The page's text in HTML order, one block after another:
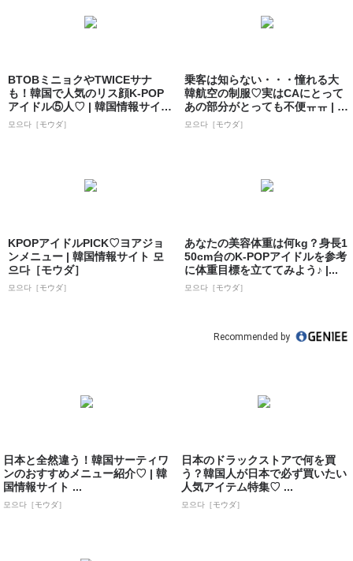
BTOBミニョクやTWICEサナ
も！韓国で人気のリス顔K-POP
アイドル⑤人♡ | 韓国情報サイ
ト...
모으다［モウダ］
乗客は知らない・・・憧れる大
韓航空の制服♡実はCAにとって
あの部分がとっても不便ㅠㅠ | 韓
国情報...
모으다［モウダ］
KPOPアイドルPICK♡ヨアジョ
ンメニュー | 韓国情報サイト 모
으다［モウダ］
모으다［モウダ］
あなたの美容体重は何kg？身長1
50cm台のK-POPアイドルを参考
に体重目標を立ててみよう♪ |...
모으다［モウダ］
Recommended by
日本と全然違う！韓国サーティワ
ンのおすすめメニュー紹介♡ | 韓
国情報サイト ...
모으다［モウダ］
日本のドラックストアで何を買
う？韓国人が日本で必ず買いたい
人気アイテム特集♡ ...
모으다［モウダ］